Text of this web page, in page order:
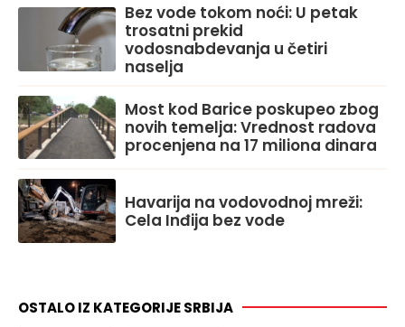
Bez vode tokom noći: U petak
trosatni prekid
vodosnabdevanja u četiri
naselja
Most kod Barice poskupeo zbog
novih temelja: Vrednost radova
procenjena na 17 miliona dinara
Havarija na vodovodnoj mreži:
Cela Inđija bez vode
OSTALO IZ KATEGORIJE SRBIJA